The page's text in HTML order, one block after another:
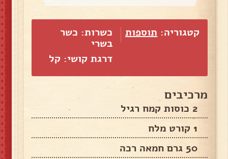
קטגוריה: תוספות
כשרות: כשר
בשרי
דרגת קושי: קל
מרכיבים
2 כוסות קמח רגיל
1 קורט מלח
50 גרם חמאה רכה